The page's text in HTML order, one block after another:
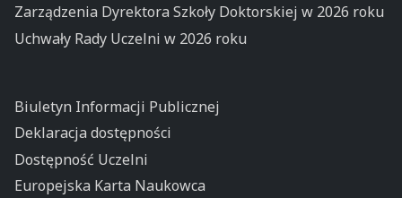
Zarządzenia Dyrektora Szkoły Doktorskiej w 2026 roku
Uchwały Rady Uczelni w 2026 roku
Biuletyn Informacji Publicznej
Deklaracja dostępności
Dostępność Uczelni
Europejska Karta Naukowca